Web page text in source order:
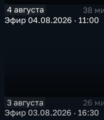
4 августа
38
Эфир 04.08.2026 · 11:00
3 августа
26
Эфир 03.08.2026 · 16:30